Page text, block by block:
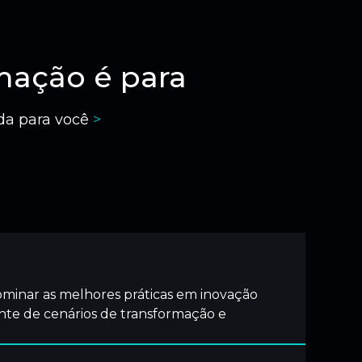
é para
para você >
as melhores práticas em inovação
de cenários de transformação e